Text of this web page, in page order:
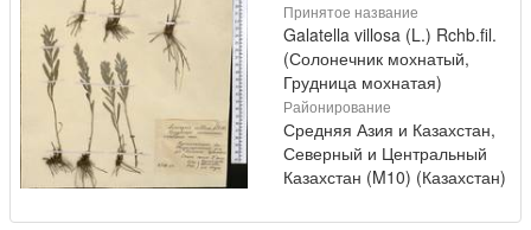
Принятое название
Galatella villosa (L.) Rchb.fil.
(Солонечник мохнатый,
Грудница мохнатая)
Районирование
Средняя Азия и Казахстан,
Северный и Центральный
Казахстан (M10) (Казахстан)